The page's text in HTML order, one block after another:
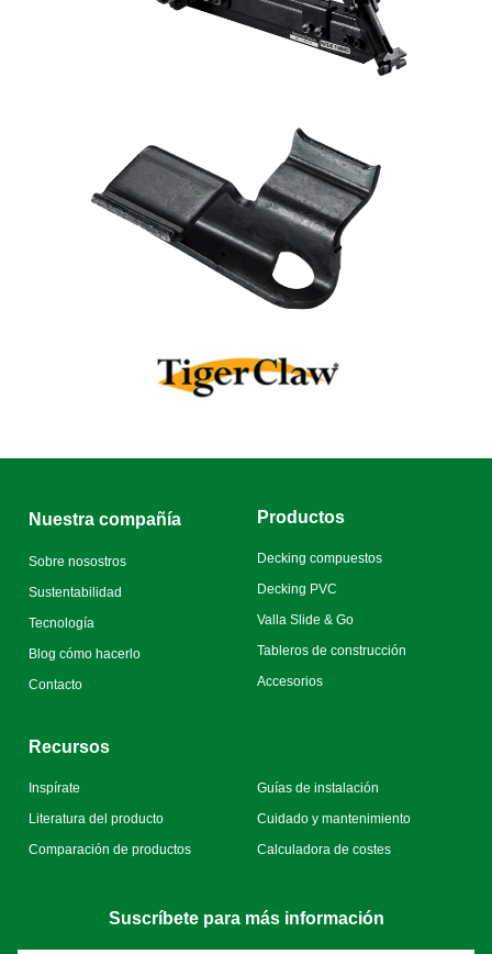
Nuestra compañía
Sobre nosostros
Sustentabilidad
Tecnología
Blog cómo hacerlo
Contacto
Productos
Decking compuestos
Decking PVC
Valla Slide & Go
Tableros de construcción
Accesorios
Recursos
Inspírate
Literatura del producto
Comparación de productos
Guías de instalación
Cuidado y mantenimiento
Calculadora de costes
Suscríbete para más información